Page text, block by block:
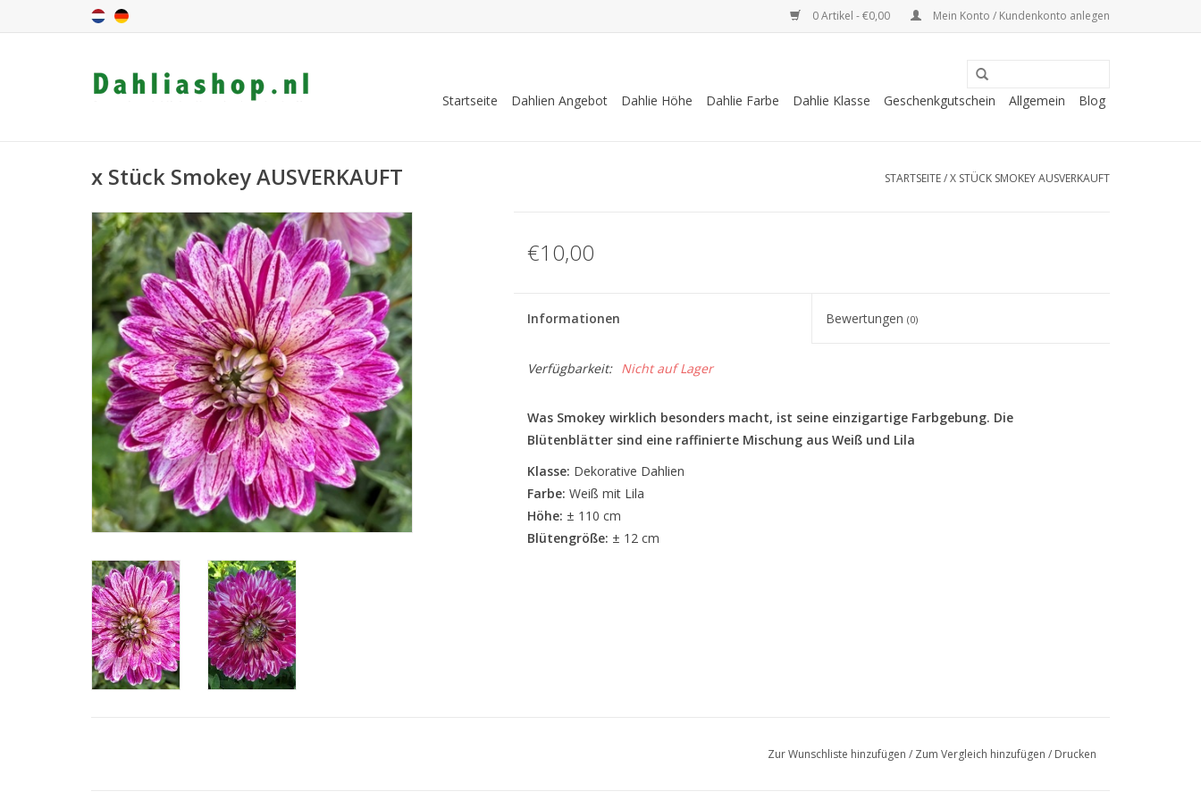
0 Artikel - €0,00 Mein Konto / Kundenkonto anlegen
Startseite Dahlien Angebot Dahlie Höhe Dahlie Farbe Dahlie Klasse Geschenkgutschein Allgemein Blog
x Stück Smokey AUSVERKAUFT STARTSEITE/X STÜCK SMOKEY AUSVERKAUFT
€10,00
Informationen Bewertungen(0)
Verfügbarkeit: Nicht auf Lager
Was Smokey wirklich besonders macht, ist seine einzigartige Farbgebung. Die
Blütenblätter sind eine raffinierte Mischung aus Weiß und Lila
Klasse: Dekorative Dahlien
Farbe: Weiß mit Lila
Höhe: ± 110 cm
Blütengröße: ± 12 cm
Zur Wunschliste hinzufügen / Zum Vergleich hinzufügen / Drucken